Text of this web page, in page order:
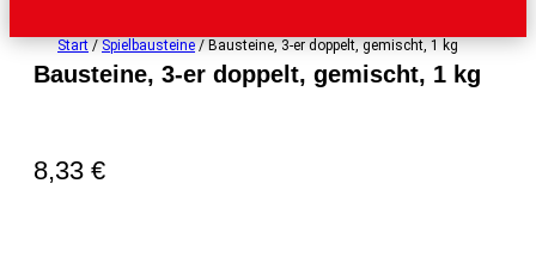
Start / Spielbausteine / Bausteine, 3-er doppelt, gemischt, 1 kg
Bausteine, 3-er doppelt, gemischt, 1 kg
8,33 €